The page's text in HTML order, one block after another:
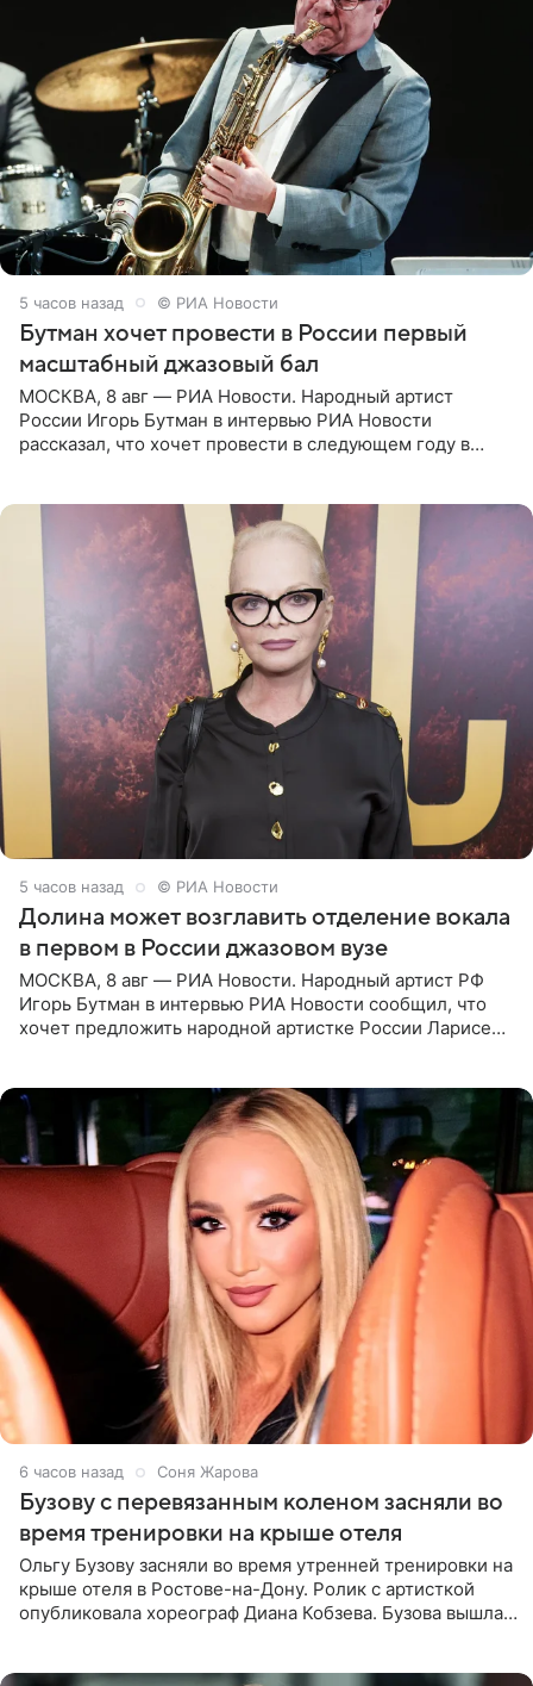
5 часов назад © РИА Новости
Бутман хочет провести в России первый
масштабный джазовый бал
МОСКВА, 8 авг — РИА Новости. Народный артист
России Игорь Бутман в интервью РИА Новости
рассказал, что хочет провести в следующем году в
5 часов назад © РИА Новости
Долина может возглавить отделение вокала
в первом в России джазовом вузе
МОСКВА, 8 авг — РИА Новости. Народный артист РФ
Игорь Бутман в интервью РИА Новости сообщил, что
хочет предложить народной артистке России Ларисе
6 часов назад Соня Жарова
Бузову с перевязанным коленом засняли во
время тренировки на крыше отеля
Ольгу Бузову засняли во время утренней тренировки на
крыше отеля в Ростове-на-Дону. Ролик с артисткой
опубликовала хореограф Диана Кобзева. Бузова вышла